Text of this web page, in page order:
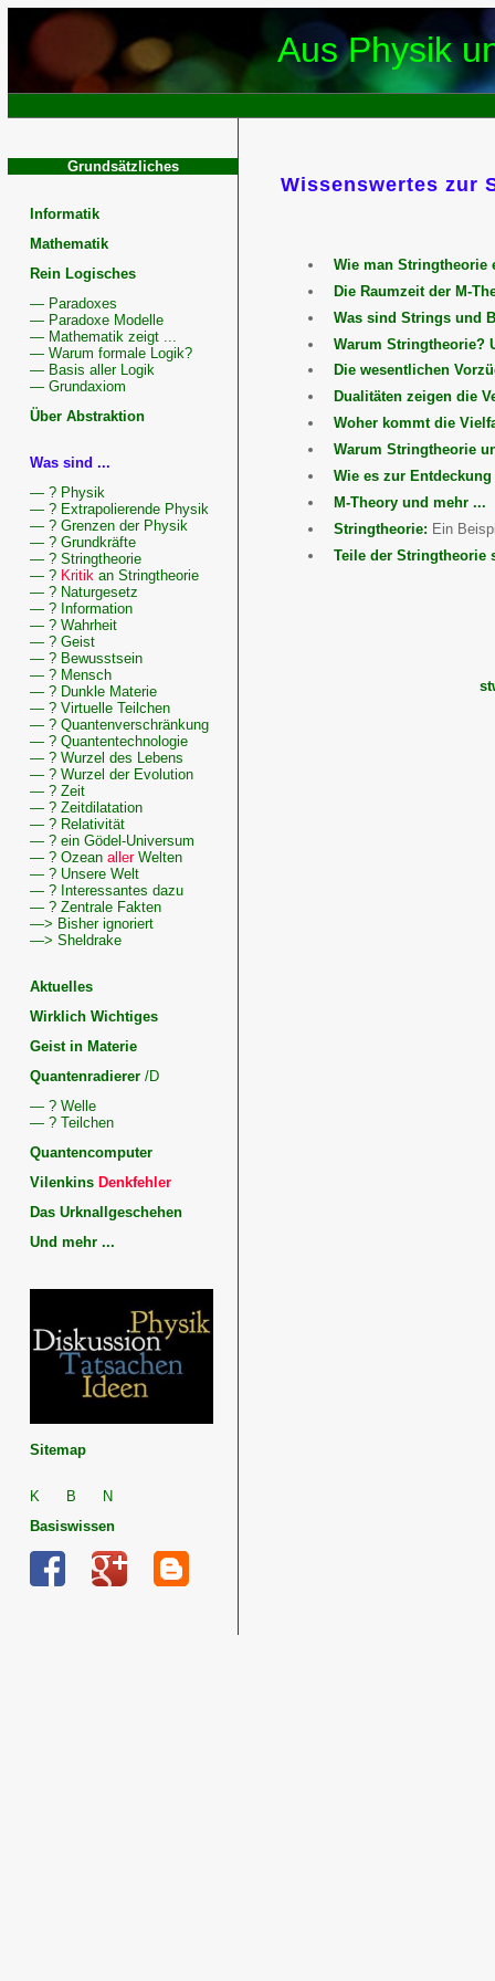
Aus Physik
Grundsätzliches
Informatik
Mathematik
Rein Logisches
— Paradoxes
— Paradoxe Modelle
— Mathematik zeigt ...
— Warum formale Logik?
— Basis aller Logik
— Grundaxiom
Über Abstraktion
Was sind ...
— ? Physik
— ? Extrapolierende Physik
— ? Grenzen der Physik
— ? Grundkräfte
— ? Stringtheorie
— ? Kritik an Stringtheorie
— ? Naturgesetz
— ? Information
— ? Wahrheit
— ? Geist
— ? Bewusstsein
— ? Mensch
— ? Dunkle Materie
— ? Virtuelle Teilchen
— ? Quantenverschränkung
— ? Quantentechnologie
— ? Wurzel des Lebens
— ? Wurzel der Evolution
— ? Zeit
— ? Zeitdilatation
— ? Relativität
— ? ein Gödel-Universum
— ? Ozean allerWelten
— ? Unsere Welt
— ? Interessantes dazu
— ? Zentrale Fakten
—> Bisher ignoriert
—> Sheldrake
Aktuelles
Wirklich Wichtiges
Geist in Materie
Quantenradierer /D
— ? Welle
— ? Teilchen
Quantencomputer
Vilenkins Denkfehler
Das Urknallgeschehen
Und mehr ...
Geist
Physik,
Sitemap
K B
N
Basiswissen
Wissenswertes zur
Wie man Stringtheorie
Die Raumzeit der M-
Was sind Strings und
Warum Stringtheorie?
Die wesentlichen
Dualitäten zeigen die
Woher kommt die
Warum Stringtheorie
Wie es zur
M-Theory und mehr ...
Stringtheorie: Ein
Teile der Stringtheorie